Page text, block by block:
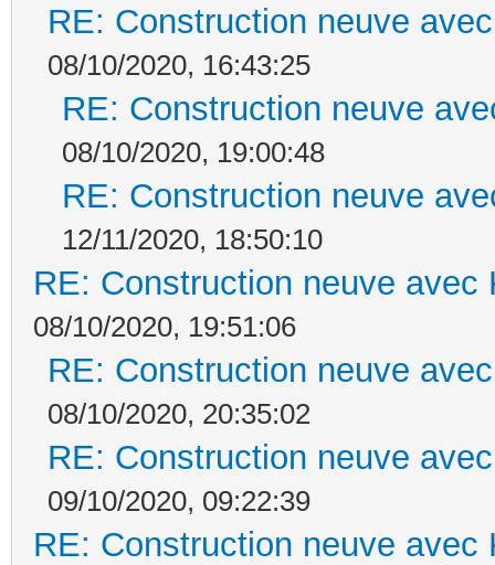
RE: Construction neuve
08/10/2020, 16:43:25
RE: Construction neuve
08/10/2020, 19:00:48
RE: Construction neuve
12/11/2020, 18:50:10
RE: Construction neuve avec
08/10/2020, 19:51:06
RE: Construction neuve
08/10/2020, 20:35:02
RE: Construction neuve
09/10/2020, 09:22:39
RE: Construction neuve avec